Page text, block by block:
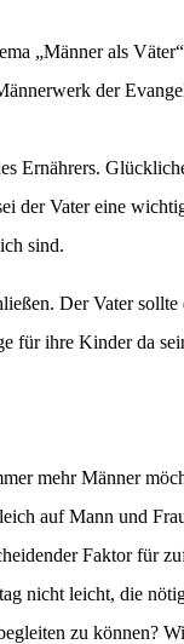
„Männer als
der
Ernährers.
der Vater eine
sind.
Der Vater
für ihre Kinder da
mehr Männer
auf Mann und
Faktor für
nicht leicht, die
zu können?